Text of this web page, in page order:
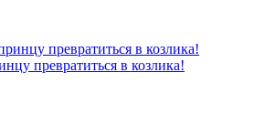
превратиться в козлика!